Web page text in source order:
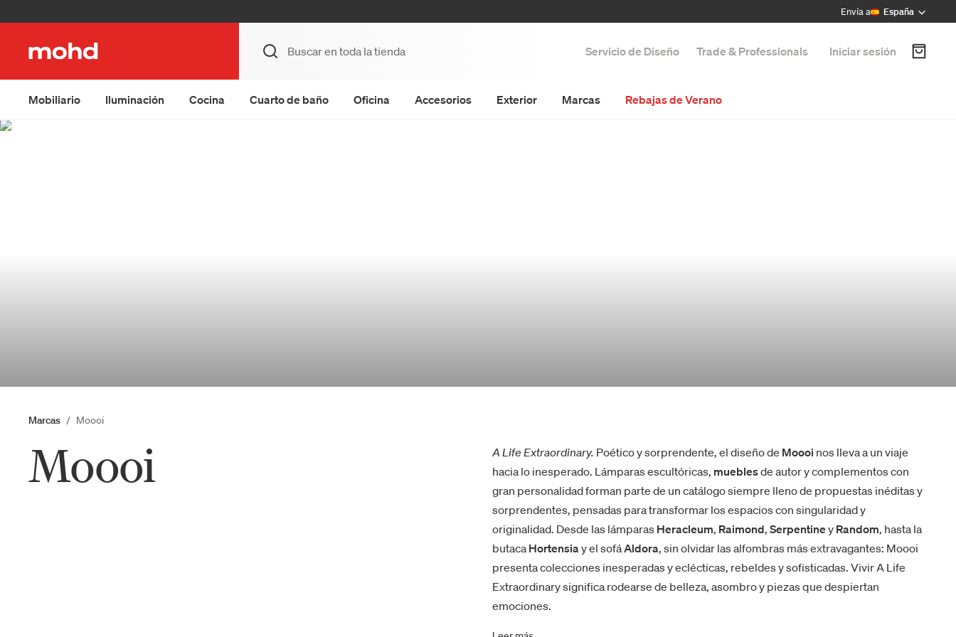
Envía a España
Servicio de Diseño Trade & Professionals Iniciar sesión
Mobiliario Iluminación Cocina Cuarto de baño Oficina Accesorios Exterior Marcas Rebajas de Verano
Marcas Moooi
Moooi A Life Extraordinary. Poético y sorprendente, el diseño de Moooi nos lleva a un viaje
hacia lo inesperado. Lámparas escultóricas, mueblesde autor y complementos con
gran personalidad forman parte de un catálogo siempre lleno de propuestas inéditas y
sorprendentes, pensadas para transformar los espacios con singularidad y
originalidad. Desde las lámparas Heracleum, Raimond, Serpentiney Random, hasta la
butaca Hortensiay el sofáAldora, sin olvidar las alfombras más extravagantes: Moooi
presenta colecciones inesperadas y eclécticas, rebeldes y sofisticadas. Vivir A Life
Extraordinary significa rodearse de belleza, asombro y piezas que despiertan
emociones.